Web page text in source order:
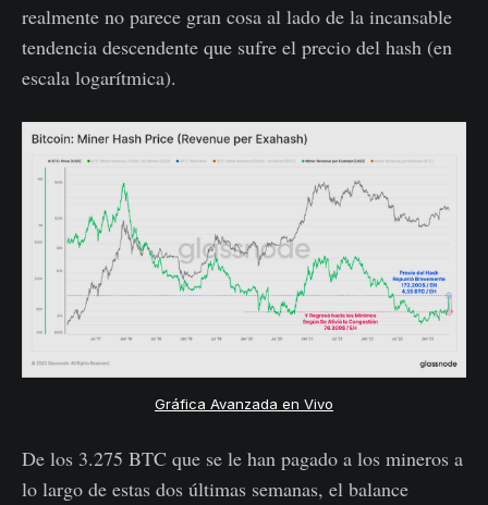
realmente no parece gran cosa al lado de la incansable
tendencia descendente que sufre el precio del hash (en
escala logarítmica).
Gráfica Avanzada en Vivo
De los 3.275 BTC que se le han pagado a los mineros a
lo largo de estas dos últimas semanas, el balance